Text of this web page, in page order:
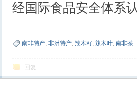
经国际食品安全体系
南非特产, 非洲特产, 辣木籽, 辣木叶, 南非茶
回复